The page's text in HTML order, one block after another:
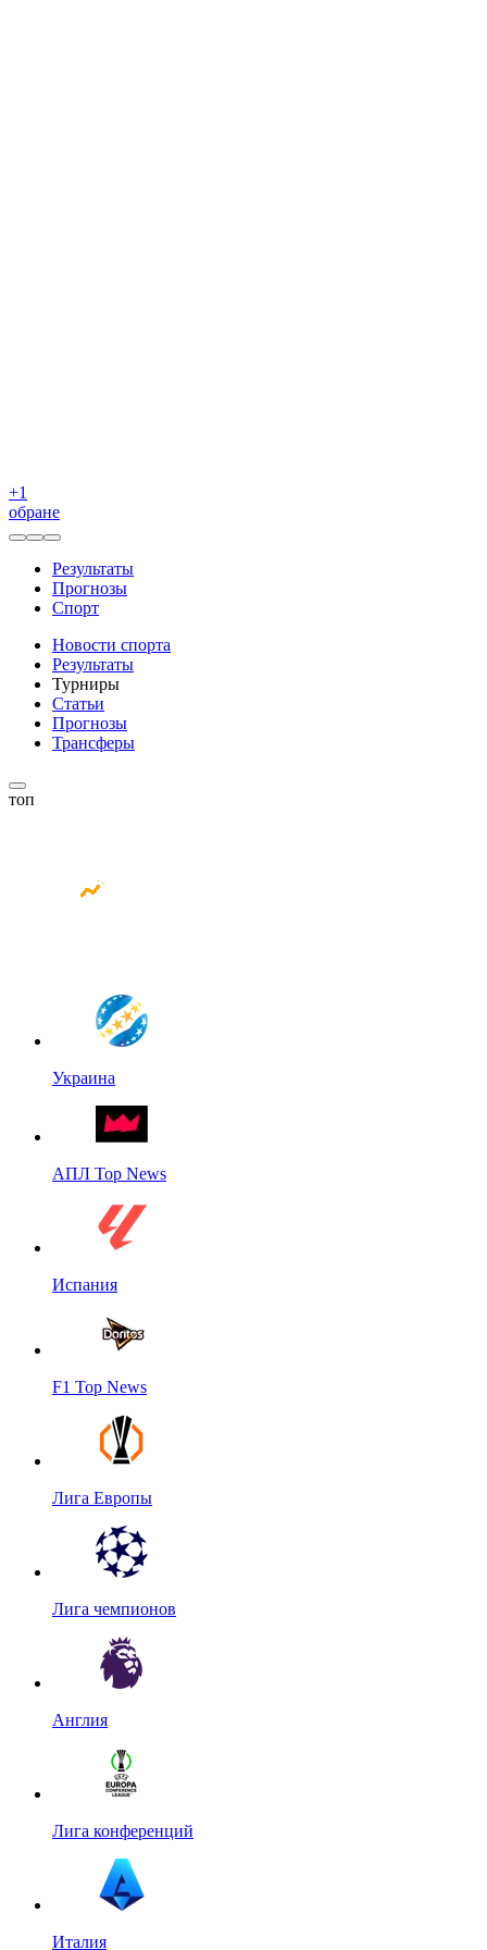
+1
обране
Результаты
Прогнозы
Спорт
Новости спорта
Результаты
Турниры
Статьи
Прогнозы
Трансферы
топ
Украина
АПЛ Top News
Испания
F1 Top News
Лига Европы
Лига чемпионов
Англия
Лига конференций
Италия